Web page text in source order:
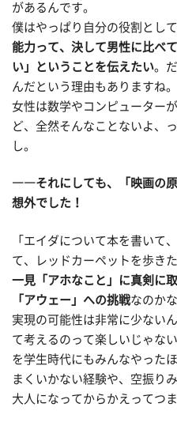
があるんです。
僕はやっぱり自分の役割とし
能力って、決して男性に比べ
い」ということを伝えたい。
んだという理由もありますね
女性は数学やコンピューター
ど、全然そんなことないよ、
し。
――それにしても、「映画の
想外でした！
「エイダについて本を書いて
て、レッドカーペットを歩き
一見「アホなこと」に真剣に
「アウェー」への挑戦なのか
実現の可能性は非常に少ない
て考えるのって楽しいじゃな
を学生時代にもみんなやった
まくいかない経験や、空振り
大人になってからかえってつ